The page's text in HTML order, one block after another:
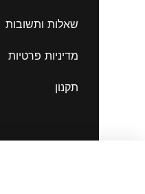
שאלות ותשובות
מדיניות פרטיות
תקנון